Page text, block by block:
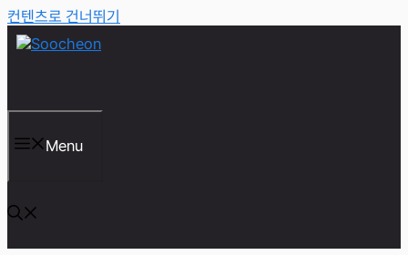
컨텐츠로 건너뛰기
Menu